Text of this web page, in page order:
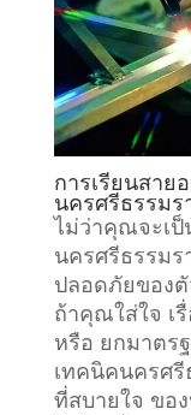
การเรียนสาย
นครศรีธรรมร
ไม่ว่าคุณจะเป็
นครศรีธรรม
ปลอดภัยของ
ถ้าคุณใส่ใจ เ
หรือ ยกมาตร
เทคนิคนครศรี
ที่สบายใจ ขอ